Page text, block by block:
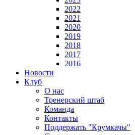
2022
2021
2020
2019
2018
2017
2016
Новости
Клуб
О нас
Тренерский штаб
Команда
Контакты
Поддержать "Крумкачы"